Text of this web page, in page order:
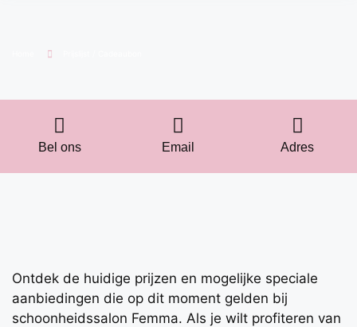
Bel ons Email Adres
Ontdek de huidige prijzen en mogelijke speciale
aanbiedingen die op dit moment gelden bij
schoonheidssalon Femma. Als je wilt profiteren van